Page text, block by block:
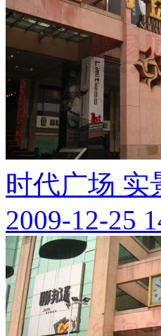
时代广场 实
2009-12-25